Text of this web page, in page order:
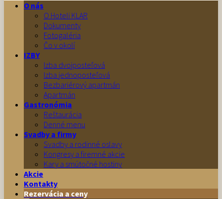
O nás
O Hoteli KLAR
Dokumenty
Fotogaléria
Čo v okolí
IZBY
Izba dvojposteľová
Izba jednoposteľová
Bezbariérový apartmán
Apartmán
Gastronómia
Reštaurácia
Denné menu
Svadby a firmy
Svadby a rodinné oslavy
Kongresy a firemné akcie
Kary a smútočné hostiny
Akcie
Kontakty
Rezervácia a ceny